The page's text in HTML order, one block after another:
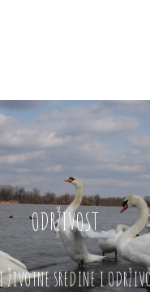
ODRŽIVOST
SREDINE I